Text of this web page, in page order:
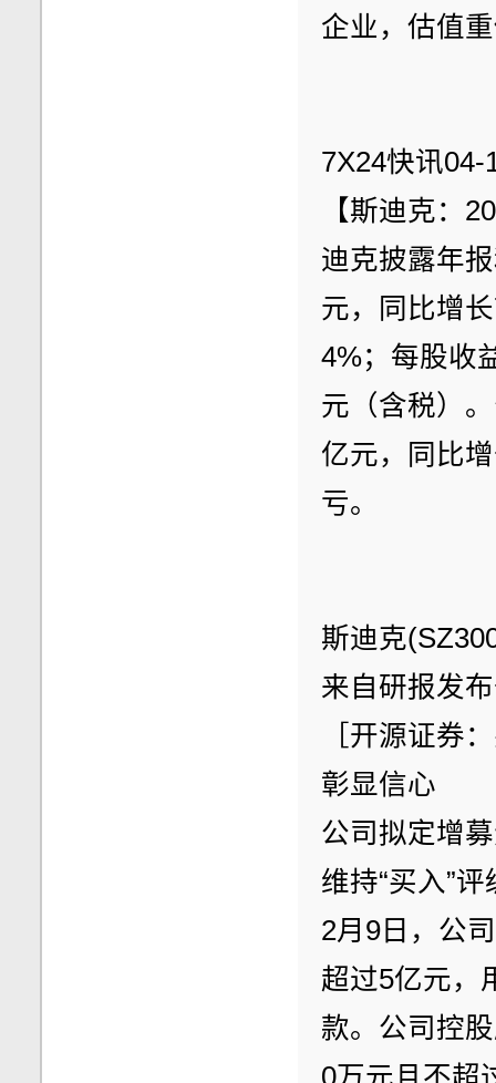
企业，估值
7X24快讯04-
【斯迪克：
迪克披露年
元，同比增
4%；每股收
元（含税）
亿元，同比
亏。
斯迪克
来自研报发
［开源证券
彰显信心
公司拟定增
维持“买入”评
2月9日，公
超过5亿元，
款。公司控
0万元且不超